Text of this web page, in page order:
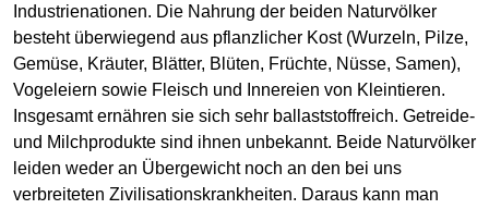
Industrienationen. Die Nahrung der beiden Naturvölker
besteht überwiegend aus pflanzlicher Kost (Wurzeln, Pilze,
Gemüse, Kräuter, Blätter, Blüten, Früchte, Nüsse, Samen),
Vogeleiern sowie Fleisch und Innereien von Kleintieren.
Insgesamt ernähren sie sich sehr ballaststoffreich. Getreide-
und Milchprodukte sind ihnen unbekannt. Beide Naturvölker
leiden weder an Übergewicht noch an den bei uns
verbreiteten Zivilisationskrankheiten. Daraus kann man